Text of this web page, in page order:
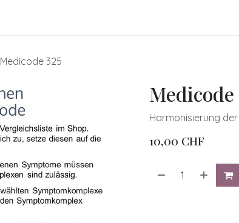
Medicode 325
Medicode
Harmonisierung
10,00 CHF